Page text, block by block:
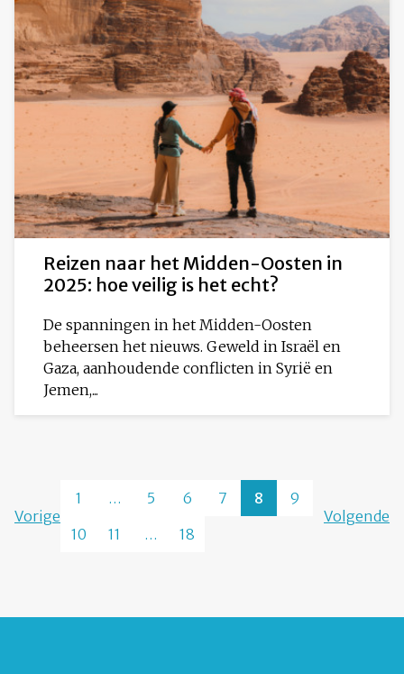
Reizen naar het Midden-Oosten in
2025: hoe veilig is het echt?
De spanningen in het Midden-Oosten
beheersen het nieuws. Geweld in Israël en
Gaza, aanhoudende conflicten in Syrië en
Jemen,...
Vorige
1 … 5 6 7 8
9
10
11 … 18
Volgende